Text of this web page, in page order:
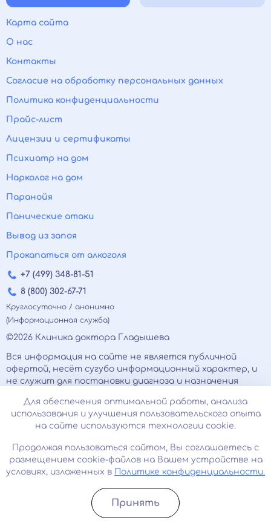
Карта сайта
О нас
Контакты
Согласие на обработку персональных данных
Политика конфиденциальности
Прайс-лист
Лицензии и сертификаты
Психиатр на дом
Нарколог на дом
Паранойя
Панические атаки
Вывод из запоя
Прокапаться от алкоголя
+7 (499) 348-81-51
8 (800) 302-67-71
Круглосуточно / анонимно
(Информационная служба)
©2026 Клиника доктора Гладышева
Вся информация на сайте не является публичной
офертой, несёт сугубо информационный характер, и
не служит для постановки диагноза и назначения
Есть противопоказания, необходимо
проконсультироваться с врачом. Консультационные
услуги, оказываемые по телефону, мессенджерам и в
соцсетях носят исключительно информационный
характер и не являются медицинскими услугами.
Оставаясь на сайте вы соглашаетесь на
использование cookies. 18+
Записатьcя
Для обеспечения оптимальной работы, анализа
использования и улучшения пользовательского опыта
на сайте используются технологии cookie.
Продолжая пользоваться сайтом, Вы соглашаетесь с
размещением cookie-файлов на Вашем устройстве на
условиях, изложенных в
Политике конфиденциальности.
Принять